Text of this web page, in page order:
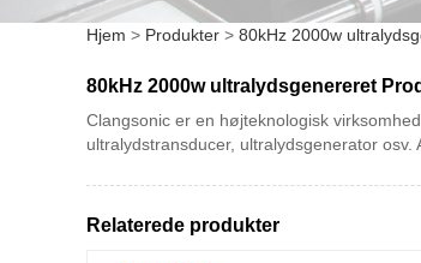
Hjem > Produkter > 80kHz 2000w
80kHz 2000w ultralydsgenereret
Clangsonic er en højteknologisk
ultralydstransducer, ultralydsgenerator
Relaterede produkter